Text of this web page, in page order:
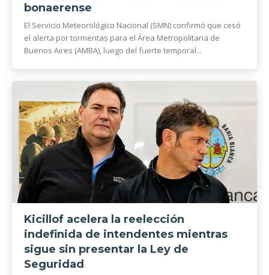
bonaerense
El Servicio Meteorológico Nacional (SMN) confirmó que cesó
el alerta por tormentas para el Área Metropolitana de
Buenos Aires (AMBA), luego del fuerte temporal...
Kicillof acelera la reelección
indefinida de intendentes mientras
sigue sin presentar la Ley de
Seguridad